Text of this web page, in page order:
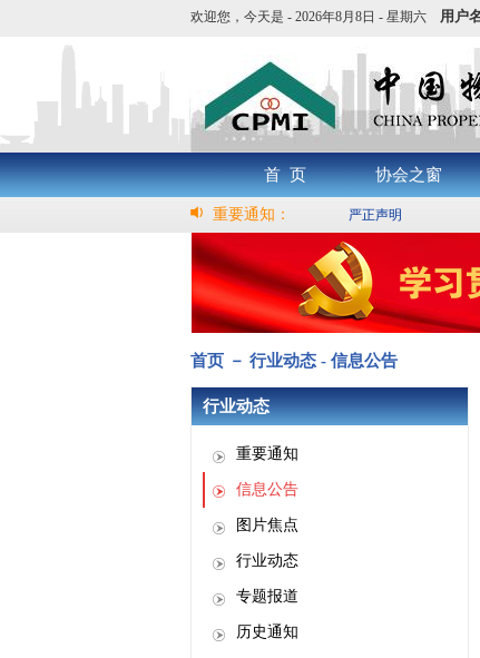
欢迎您， 今天是 - 2026年8月8日 - 星期六 用户
首 页 协会之窗
重要通知： 严正声明
首页 － 行业动态 - 信息公告
行业动态
重要通知
信息公告
图片焦点
行业动态
专题报道
历史通知